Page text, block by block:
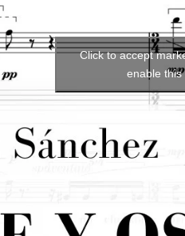
Click to accept
enable this